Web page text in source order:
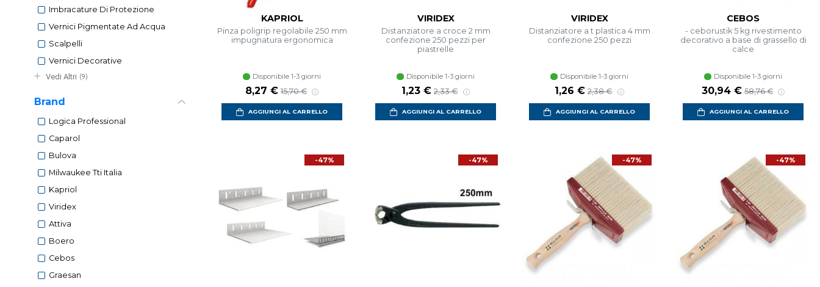
Imbracature Di Protezione
Vernici Pigmentate Ad Acqua
Scalpelli
Vernici Decorative
Vedi Altri (9)
Brand
Logica Professional
Caparol
Bulova
Milwaukee Tti Italia
Kapriol
Viridex
Attiva
Boero
Cebos
Graesan
KAPRIOL
Pinza poligrip regolabile 250 mm
impugnatura ergonomica
Disponibile 1-3 giorni
8,27 € 15,70 €
AGGIUNGI AL CARRELLO
VIRIDEX
Distanziatore a croce 2 mm
confezione 250 pezzi per
piastrelle
Disponibile 1-3 giorni
1,23 € 2,33 €
AGGIUNGI AL CARRELLO
VIRIDEX
Distanziatore a t plastica 4 mm
confezione 250 pezzi
Disponibile 1-3 giorni
1,26 € 2,38 €
AGGIUNGI AL CARRELLO
CEBOS
- ceborustik 5 kg rivestimento
decorativo a base di grassello di
calce
Disponibile 1-3 giorni
30,94 € 58,76 €
AGGIUNGI AL CARRELLO
-47% -47% -47% -47%